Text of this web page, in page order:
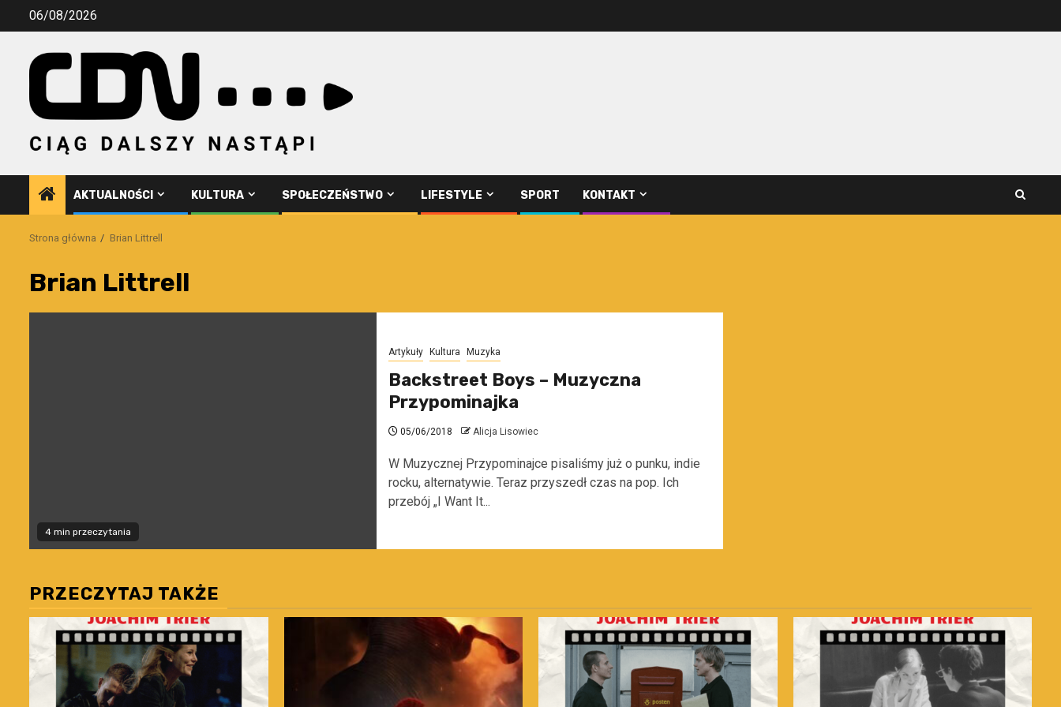
Przejdź06/08/2026
AKTUALNOŚCI KULTURA SPOŁECZEŃSTWO LIFESTYLE SPORT KONTAKT
Strona główna Brian Littrell
Brian Littrell
4 min przeczytania
Artykuły Kultura Muzyka
Backstreet Boys – Muzyczna
Przypominajka
05/06/2018 Alicja Lisowiec
W Muzycznej Przypominajce pisaliśmy już o punku, indie
rocku, alternatywie. Teraz przyszedł czas na pop. Ich
przebój „I Want It...
PRZECZYTAJ TAKŻE